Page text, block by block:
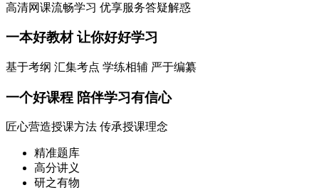
高清网课流畅学习 优享服务答疑解惑
一本好教材让你好好学习
基于考纲 汇集考点 学练相辅 严于编纂
一个好课程 陪伴学习有信心
匠心营造授课方法 传承授课理念
精准题库
高分讲义
研之有物